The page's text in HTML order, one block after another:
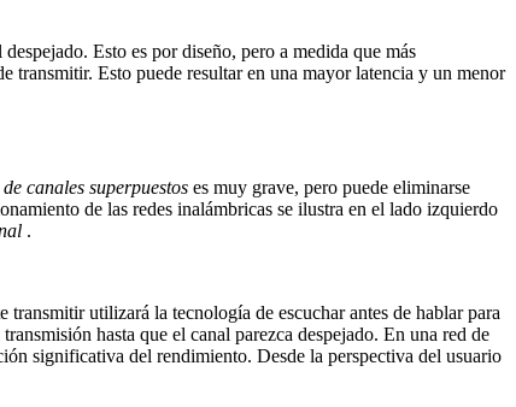
Esto es por diseño, pero a medida que más
transmitir. Esto puede resultar en una mayor latencia y un menor
canales superpuestos es muy grave, pero puede eliminarse
de las redes inalámbricas se ilustra en el lado izquierdo
.
utilizará la tecnología de escuchar antes de hablar para
hasta que el canal parezca despejado. En una red de
significativa del rendimiento. Desde la perspectiva del usuario